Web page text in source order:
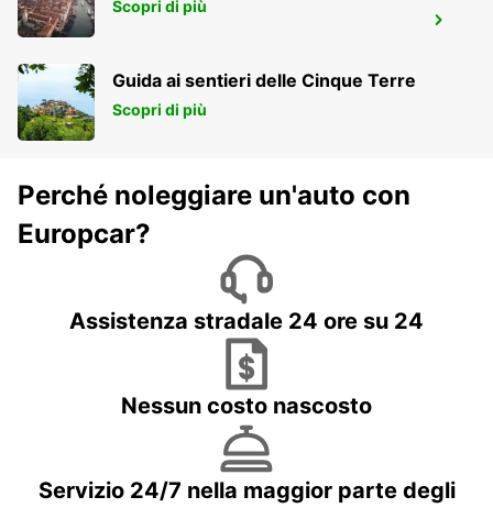
NDOLA OFF AIRPORT STATION
Scopri di più
Guida ai sentieri delle Cinque Terre
Scopri di più
Perché noleggiare un'auto con
Europcar?
Assistenza stradale 24 ore su 24
Nessun costo nascosto
Servizio 24/7 nella maggior parte degli